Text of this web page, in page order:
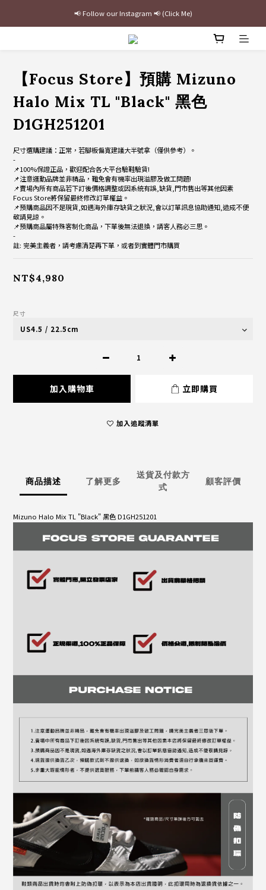
最新三方聯名倒鉤，火熱預購接單中🔥
加入官網會員即贈$100購物金
【Focus Store】預購 Mizuno
Halo Mix TL "Black" 黑色
D1GH251201
尺寸選購建議：正常，若腳板偏寬建議大半號拿（僅供參考）。
-
📌100%保證正品，歡迎配合各大平台驗鞋驗貨!
📌注意運動品牌並非精品，難免會有機率出現溢膠及做工問題!
📌賣場內所有商品若下訂後價格調整或因系統有誤,缺貨,門市售出等其他因素
Focus Store將保留最終修改訂單權益。
📌預購商品因不是現貨,如遇海外庫存缺貨之狀況,會以訂單訊息協助通知,造成不便
敬請見諒。
📌預購商品屬特殊客制化商品，下單後無法退換，請客人務必三思。
-
註: 完美主義者，請考慮清楚再下單，或者到實體門市購買
NT$4,980
尺寸
加入購物車 立即購買
加入追蹤清單
商品描述 了解更多
送貨及付款方
式
顧客評價
Mizuno Halo Mix TL "Black" 黑色 D1GH251201